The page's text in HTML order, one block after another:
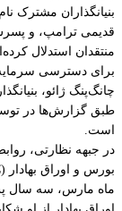
بنیانگذاران مشترک
قدیمی ترامپ، و
منتقدان استدلال
برای دسترسی
چانگ‌پنگ ژائو،
طبق گزارش‌ها در
است.
در جبهه نظارتی،
ماه مارس، سه سال پس